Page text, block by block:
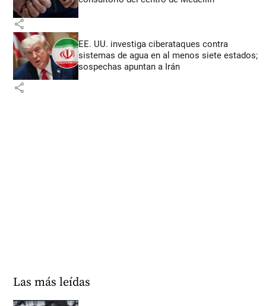
share
EE. UU. investiga ciberataques contra
sistemas de agua en al menos siete estados;
sospechas apuntan a Irán
share
Las más leídas